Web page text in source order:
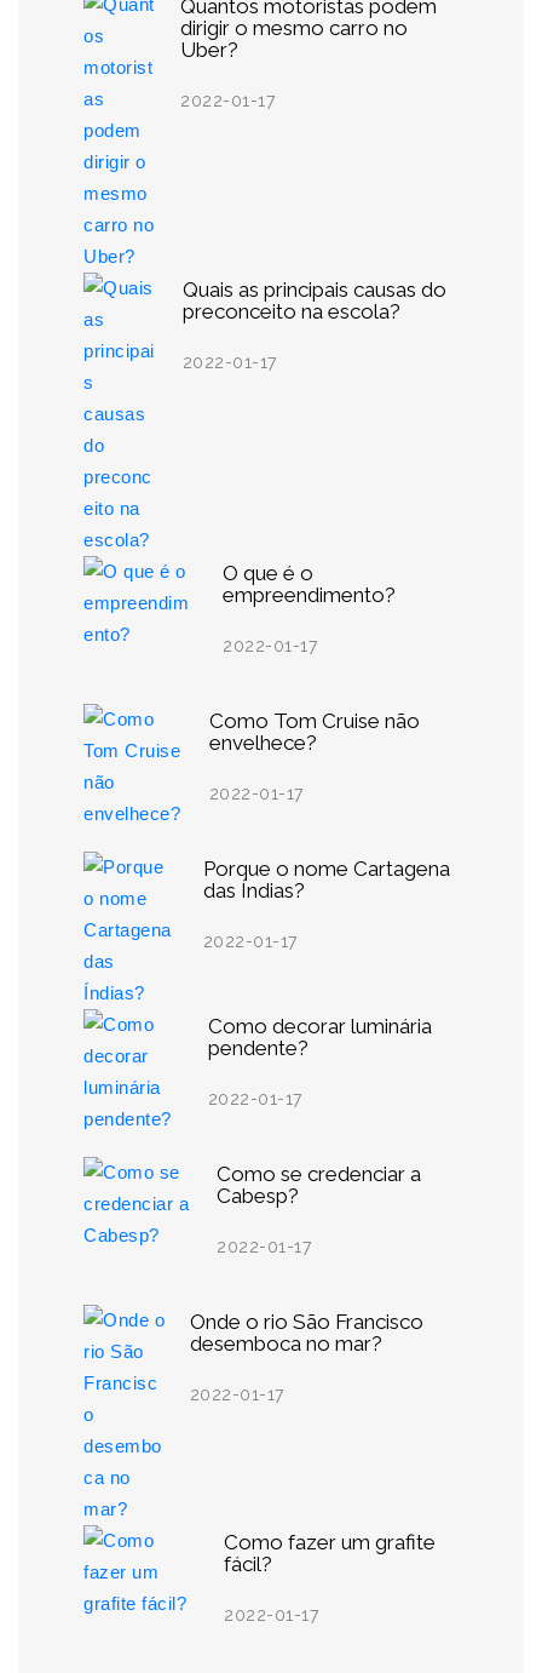
Quantos motoristas podem
dirigir o mesmo carro no
Uber?
2022-01-17
Quais as principais causas do
preconceito na escola?
2022-01-17
O que é o
empreendimento?
2022-01-17
Como Tom Cruise não
envelhece?
2022-01-17
Porque o nome Cartagena
das Índias?
2022-01-17
Como decorar luminária
pendente?
2022-01-17
Como se credenciar a
Cabesp?
2022-01-17
Onde o rio São Francisco
desemboca no mar?
2022-01-17
Como fazer um grafite
fácil?
2022-01-17